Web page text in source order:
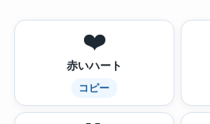
❤️
赤いハート
コピー